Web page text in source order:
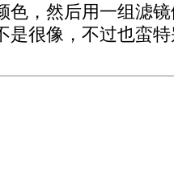
色，然后用一组滤
是很像，不过也蛮